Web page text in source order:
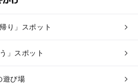
り」スポット
」スポット
遊び場